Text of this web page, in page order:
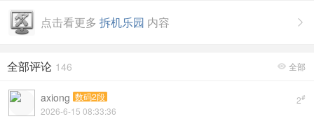

点击看更多 拆机乐园 内容
 全部
全部评论 146
2#
axiong 数码2段
2026-6-15 08:33:36